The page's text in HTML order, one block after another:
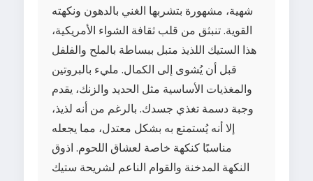
شهية، مشهورة بتشربها الغني بالدهون ونكهته
القوية. تنبثق من قلب ثقافة الشواء الأمريكية،
هذا الستيك اللذيذ متبل ببساطة بالملح والفلفل
قبل أن يُشوى إلى الكمال. مليء بالبروتين
والمغذيات الأساسية مثل الحديد والزنك، يقدم
وجبة دسمة تغذي جسدك. بالرغم من أنه لذيذ،
إلا أنه يُستمتع به بشكل معتدل، مما يجعله
مناسبًا كنكهة خاصة لعشاق اللحوم. اذوق
النكهة المدخنة والقوام الناعم لشريحة ستيك